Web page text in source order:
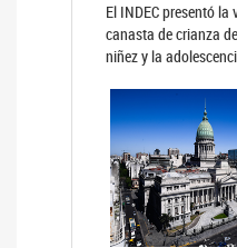
El INDEC presentó
canasta de crianza
niñez y la